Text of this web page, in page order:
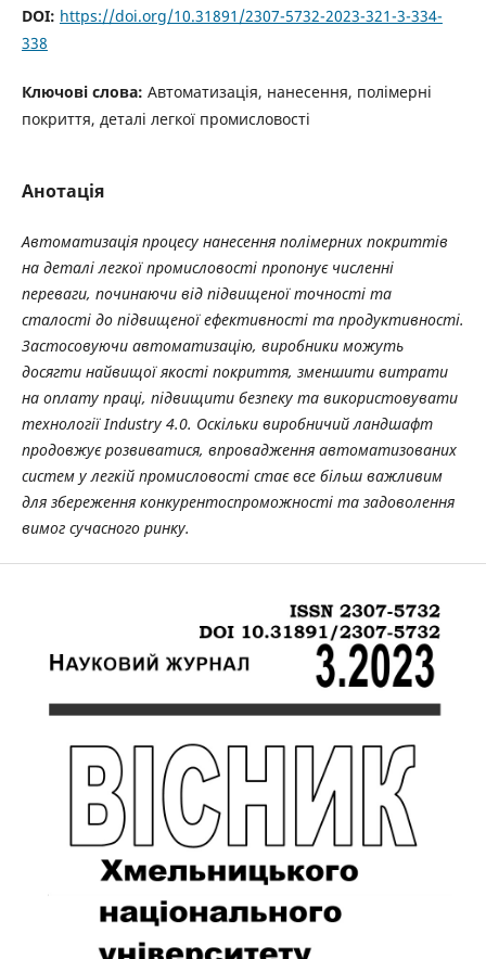
DOI: https://doi.org/10.31891/2307-5732-2023-321-3-334-
338
Ключові слова: Автоматизація, нанесення, полімерні
покриття, деталі легкої промисловості
Анотація
Автоматизація процесу нанесення полімерних покриттів
на деталі легкої промисловості пропонує численні
переваги, починаючи від підвищеної точності та
сталості до підвищеної ефективності та продуктивності.
Застосовуючи автоматизацію, виробники можуть
досягти найвищої якості покриття, зменшити витрати
на оплату праці, підвищити безпеку та використовувати
технології Industry 4.0. Оскільки виробничий ландшафт
продовжує розвиватися, впровадження автоматизованих
систем у легкій промисловості стає все більш важливим
для збереження конкурентоспроможності та задоволення
вимог сучасного ринку.